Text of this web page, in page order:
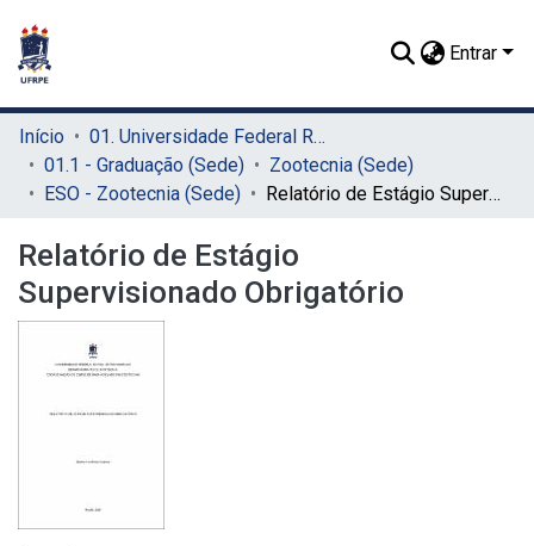
Entrar
Início
01. Universidade Federal Rural de Pernambuco - UFRPE (Sede)
01.1 - Graduação (Sede)
Zootecnia (Sede)
ESO - Zootecnia (Sede)
Relatório de Estágio Supervisionado Obrigatório
Relatório de Estágio
Supervisionado Obrigatório